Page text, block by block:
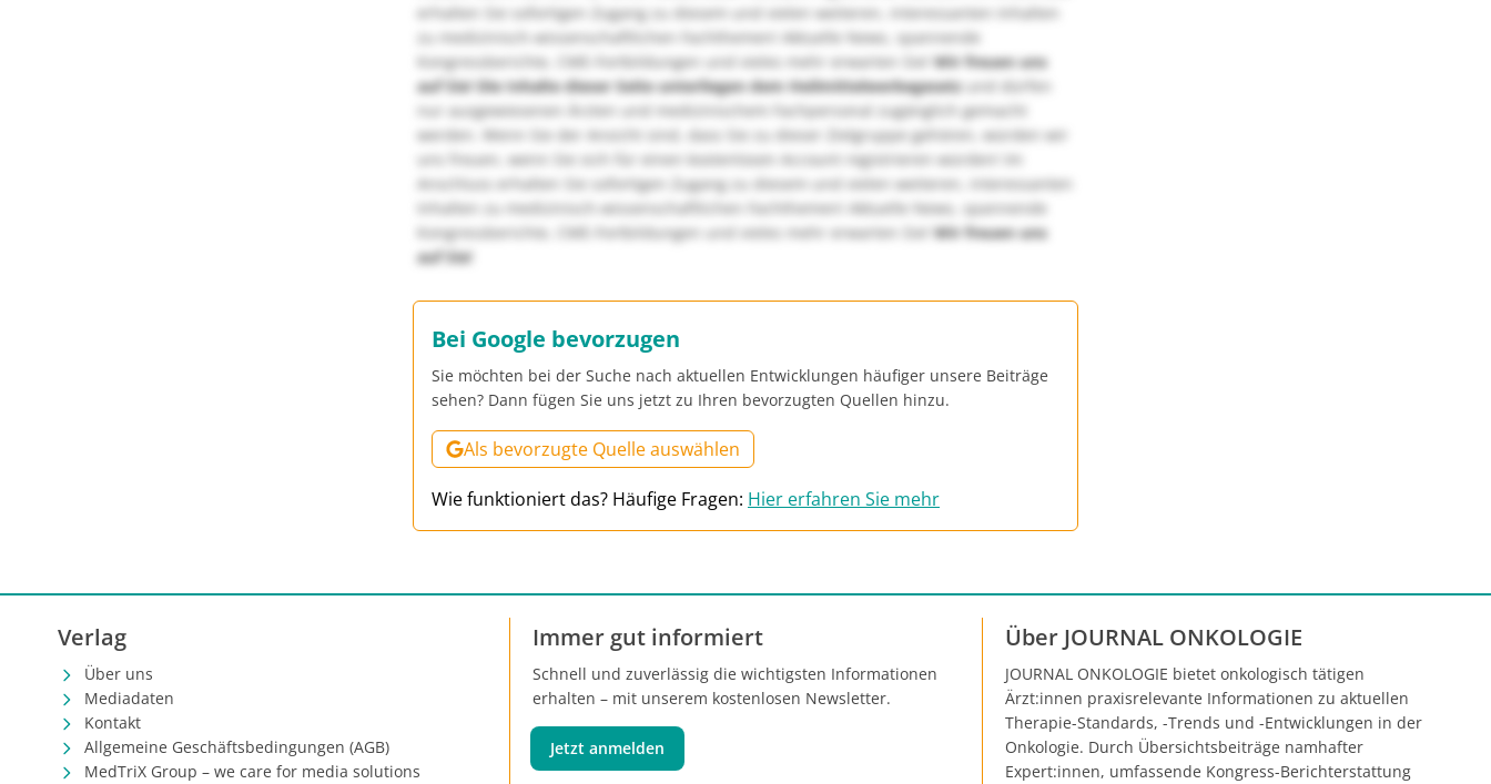
erhalten Sie sofortigen Zugang zu diesem und vielen weiteren, interessanten Inhalten
zu medizinisch-wissenschaftlichen Fachthemen! Aktuelle News, spannende
Kongressberichte, CME-Fortbildungen und vieles mehr erwarten Sie!Wir freuen uns
auf Sie! Die Inhalte dieser Seite unterliegen dem Heilmittelwerbegesetzund dürfen
nur ausgewiesenen Ärzten und medizinischem Fachpersonal zugänglich gemacht
werden. Wenn Sie der Ansicht sind, dass Sie zu dieser Zielgruppe gehören, würden wir
uns freuen, wenn Sie sich für einen kostenlosen Account registrieren würden! Im
Anschluss erhalten Sie sofortigen Zugang zu diesem und vielen weiteren, interessanten
Inhalten zu medizinisch-wissenschaftlichen Fachthemen! Aktuelle News, spannende
Kongressberichte, CME-Fortbildungen und vieles mehr erwarten Sie! Wir freuen uns
auf Sie!
Bei Google bevorzugen
Sie möchten bei der Suche nach aktuellen Entwicklungen häufiger unsere Beiträge
sehen? Dann fügen Sie uns jetzt zu Ihren bevorzugten Quellen hinzu.
Als bevorzugte Quelle auswählen
Wie funktioniert das? Häufige Fragen: Hier erfahren Sie mehr
Verlag
Über uns
Mediadaten
Kontakt
Allgemeine Geschäftsbedingungen (AGB)
MedTriX Group – we care for media solutions
Immer gut informiert
Schnell und zuverlässig die wichtigsten Informationen
erhalten – mit unserem kostenlosen Newsletter.
Jetzt anmelden
Über JOURNAL ONKOLOGIE
JOURNAL ONKOLOGIE bietet onkologisch tätigen
Ärzt:innen praxisrelevante Informationen zu aktuellen
Therapie-Standards, -Trends und -Entwicklungen in der
Onkologie. Durch Übersichtsbeiträge namhafter
Expert:innen, umfassende Kongress-Berichterstattung